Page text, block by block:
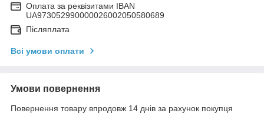
Оплата за реквізитами IBAN
UA973052990000026002050580689
Післяплата
Всі умови оплати
Умови повернення
Повернення товару впродовж 14 днів за рахунок покупця